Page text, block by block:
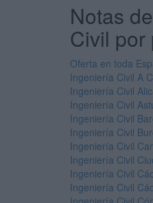
Notas
Civil por
Oferta en toda
Ingeniería Civil A
Ingeniería Civil
Ingeniería Civil
Ingeniería Civil
Ingeniería Civil
Ingeniería Civil
Ingeniería Civil
Ingeniería Civil
Ingeniería Civil